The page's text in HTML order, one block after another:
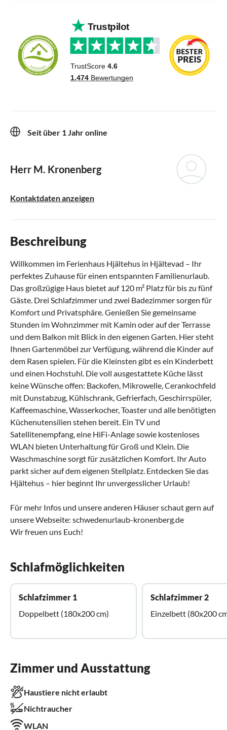
Seit über 1 Jahr online
Herr M. Kronenberg
Kontaktdaten anzeigen
Beschreibung
Willkommen im Ferienhaus Hjältehus in Hjältevad – Ihr
perfektes Zuhause für einen entspannten Familienurlaub.
Das großzügige Haus bietet auf 120 m² Platz für bis zu fünf
Gäste. Drei Schlafzimmer und zwei Badezimmer sorgen für
Komfort und Privatsphäre. Genießen Sie gemeinsame
Stunden im Wohnzimmer mit Kamin oder auf der Terrasse
und dem Balkon mit Blick in den eigenen Garten. Hier steht
Ihnen Gartenmöbel zur Verfügung, während die Kinder auf
dem Rasen spielen. Für die Kleinsten gibt es ein Kinderbett
und einen Hochstuhl. Die voll ausgestattete Küche lässt
keine Wünsche offen: Backofen, Mikrowelle, Cerankochfeld
mit Dunstabzug, Kühlschrank, Gefrierfach, Geschirrspüler,
Kaffeemaschine, Wasserkocher, Toaster und alle benötigten
Küchenutensilien stehen bereit. Ein TV und
Satellitenempfang, eine HiFi-Anlage sowie kostenloses
WLAN bieten Unterhaltung für Groß und Klein. Die
Waschmaschine sorgt für zusätzlichen Komfort. Ihr Auto
parkt sicher auf dem eigenen Stellplatz. Entdecken Sie das
Hjältehus – hier beginnt Ihr unvergesslicher Urlaub!
Für mehr Infos und unsere anderen Häuser schaut gern auf
unsere Webseite: schwedenurlaub-kronenberg.de
Wir freuen uns Euch!
Schlafmöglichkeiten
Schlafzimmer 1
Doppelbett (180x200 cm)
Schlafzimmer 2
Einzelbett (80x200
Zimmer und Ausstattung
Haustiere nicht erlaubt
Nichtraucher
WLAN